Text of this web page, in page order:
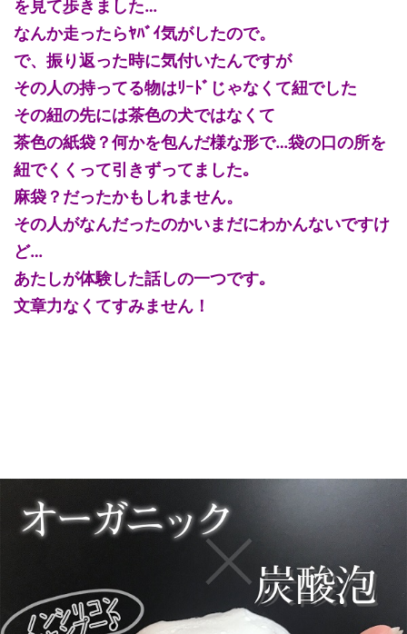
を見て歩きました…
なんか走ったらﾔﾊﾞｲ気がしたので。
で、振り返った時に気付いたんですが
その人の持ってる物はﾘｰﾄﾞじゃなくて紐でした
その紐の先には茶色の犬ではなくて
茶色の紙袋？何かを包んだ様な形で…袋の口の所を
紐でくくって引きずってました｡
麻袋？だったかもしれません。
その人がなんだったのかいまだにわかんないですけ
ど…
あたしが体験した話しの一つです｡
文章力なくてすみません！